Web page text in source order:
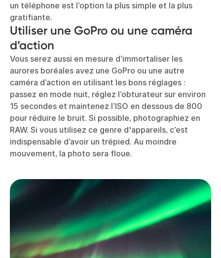
un téléphone est l’option la plus simple et la plus
gratifiante.
Utiliser une GoPro ou une caméra
d’action
Vous serez aussi en mesure d’immortaliser les
aurores boréales avez une GoPro ou une autre
caméra d’action en utilisant les bons réglages :
passez en mode nuit, réglez l’obturateur sur environ
15 secondes et maintenez l’ISO en dessous de 800
pour réduire le bruit. Si possible, photographiez en
RAW. Si vous utilisez ce genre d'appareils, c’est
indispensable d’avoir un trépied. Au moindre
mouvement, la photo sera floue.